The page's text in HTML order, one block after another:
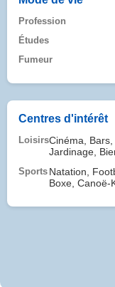
Profession
Études
Fumeur
Centres d'intérêt
LoisirsCinéma,
Jardinage,
Sports Natation,
Boxe, Canoë-